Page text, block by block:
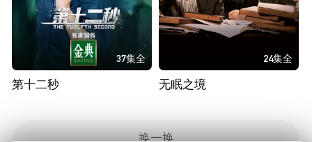
37集全
第十二秒
24集全
无眠之境
换一换